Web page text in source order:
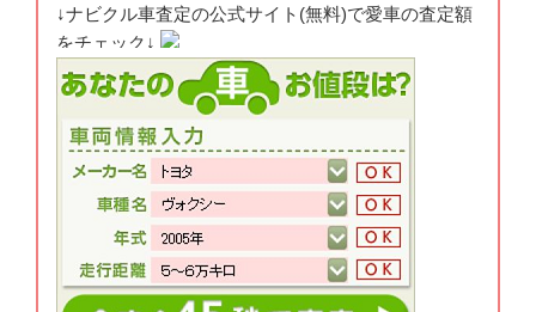
↓ナビクル車査定の公式サイト(無料)で愛車の査定額
をチェック↓